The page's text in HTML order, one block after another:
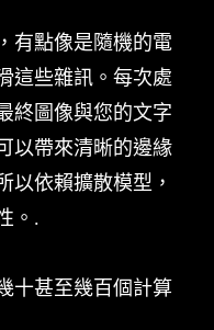
有點像是隨機的電
這些雜訊。每次處
終圖像與您的文字
以帶來清晰的邊緣
以依賴擴散模型，
。.
十甚至幾百個計算